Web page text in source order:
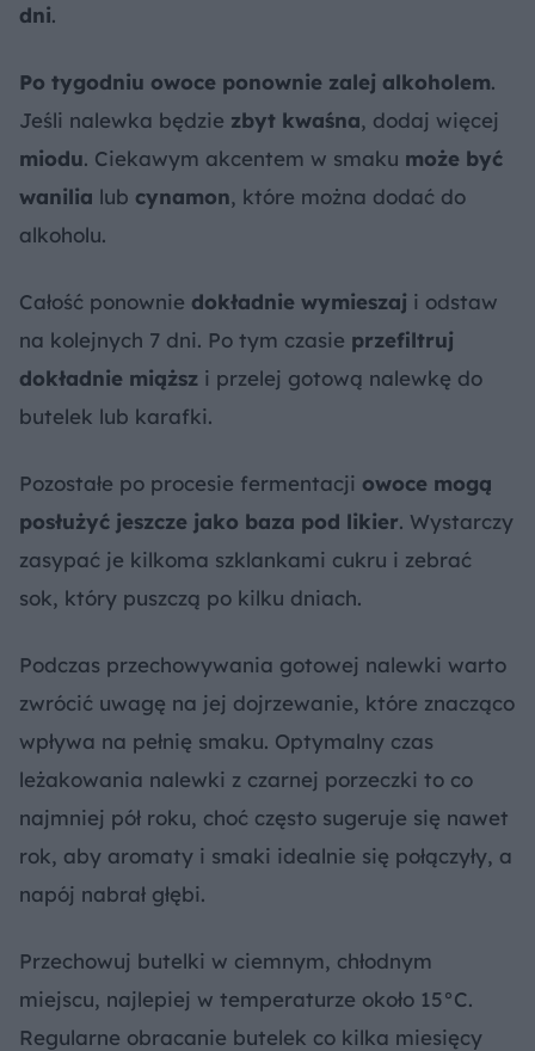
dni.
Po tygodniu owoce ponownie zalej alkoholem.
Jeśli nalewka będzie zbyt kwaśna, dodaj więcej
miodu. Ciekawym akcentem w smaku może być
wanilia lub cynamon, które można dodać do
alkoholu.
Całość ponownie dokładnie wymieszaj i odstaw
na kolejnych 7 dni. Po tym czasie przefiltruj
dokładnie miąższ i przelej gotową nalewkę do
butelek lub karafki.
Pozostałe po procesie fermentacji owoce mogą
posłużyć jeszcze jako baza pod likier. Wystarczy
zasypać je kilkoma szklankami cukru i zebrać
sok, który puszczą po kilku dniach.
Podczas przechowywania gotowej nalewki warto
zwrócić uwagę na jej dojrzewanie, które znacząco
wpływa na pełnię smaku. Optymalny czas
leżakowania nalewki z czarnej porzeczki to co
najmniej pół roku, choć często sugeruje się nawet
rok, aby aromaty i smaki idealnie się połączyły, a
napój nabrał głębi.
Przechowuj butelki w ciemnym, chłodnym
miejscu, najlepiej w temperaturze około 15°C.
Regularne obracanie butelek co kilka miesięcy